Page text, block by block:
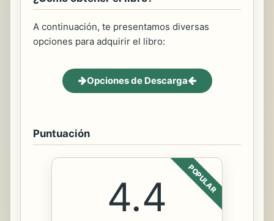
A continuación, te presentamos diversas
opciones para adquirir el libro:
Opciones de Descarga
Puntuación
POPULAR
4.4